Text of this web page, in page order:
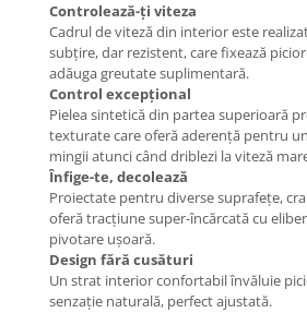
Controlează-ți viteza
Cadrul de viteză din interior este
subțire, dar rezistent, care fixează
adăuga greutate suplimentară.
Control excepțional
Pielea sintetică din partea superioară
texturate care oferă aderență pentru
mingii atunci când driblezi la viteză
Înfige-te, decolează
Proiectate pentru diverse suprafețe,
oferă tracțiune super-încărcată cu
pivotare ușoară.
Design fără cusături
Un strat interior confortabil învăluie
senzație naturală, perfect ajustată.